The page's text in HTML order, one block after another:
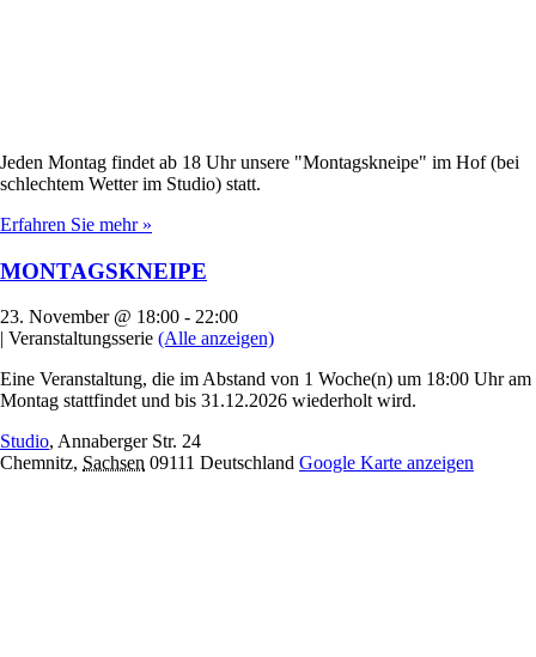
Jeden Montag findet ab 18 Uhr unsere "Montagskneipe" im Hof (bei
schlechtem Wetter im Studio) statt.
Erfahren Sie mehr »
MONTAGSKNEIPE
23. November @ 18:00 - 22:00
| Veranstaltungsserie (Alle anzeigen)
Eine Veranstaltung, die im Abstand von 1 Woche(n) um 18:00 Uhr am
Montag stattfindet und bis 31.12.2026 wiederholt wird.
Studio, Annaberger Str. 24
Chemnitz, Sachsen 09111 Deutschland Google Karte anzeigen